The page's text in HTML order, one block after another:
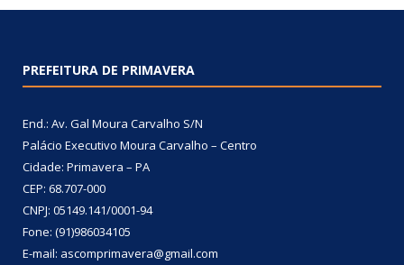
PREFEITURA DE PRIMAVERA
End.: Av. Gal Moura Carvalho S/N
Palácio Executivo Moura Carvalho – Centro
Cidade: Primavera – PA
CEP: 68.707-000
CNPJ: 05149.141/0001-94
Fone: (91)986034105
E-mail: ascomprimavera@gmail.com